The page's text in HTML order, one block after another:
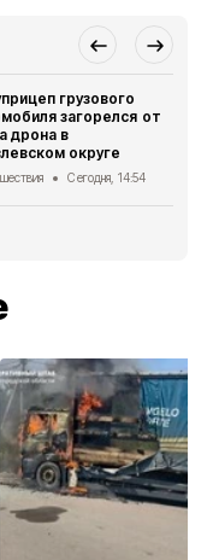
грузового
загорелся от
дрона в
округе
Сегодня, 14:54